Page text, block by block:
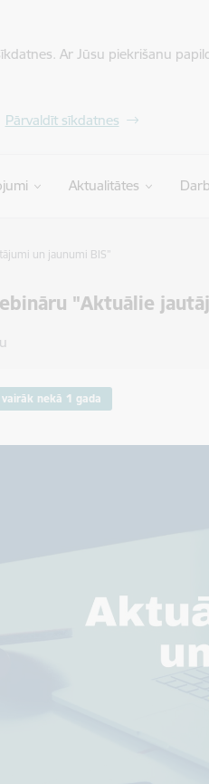
Ar Jūsu piekrišanu
Pārvaldīt sīkdatnes
Aktualitātes
un jaunumi BIS”
"Aktuālie
nekā 1 gada